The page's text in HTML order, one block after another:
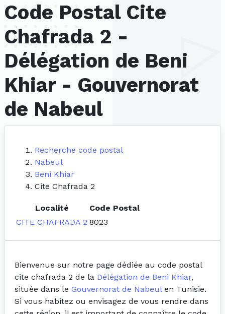
Code Postal Cite
Chafrada 2 -
Délégation de Beni
Khiar - Gouvernorat
de Nabeul
Recherche code postal
Nabeul
Beni Khiar
Cite Chafrada 2
Localité
Code Postal
CITE CHAFRADA 2 8023
Bienvenue sur notre page dédiée au code postal
cite chafrada 2 de la Délégation de Beni Khiar,
située dans le Gouvernorat de Nabeulen Tunisie.
Si vous habitez ou envisagez de vous rendre dans